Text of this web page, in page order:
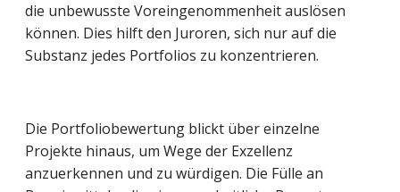
die unbewusste Voreingenommenheit auslösen
können. Dies hilft den Juroren, sich nur auf die
Substanz jedes Portfolios zu konzentrieren.
Die Portfoliobewertung blickt über einzelne
Projekte hinaus, um Wege der Exzellenz
anzuerkennen und zu würdigen. Die Fülle an